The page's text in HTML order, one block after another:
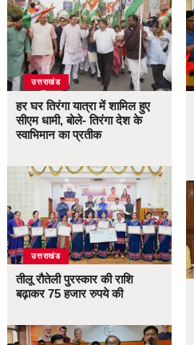
उत्तराखंड
हर घर तिरंगा यात्रा में शामिल हुए
सीएम धामी, बोले- तिरंगा देश के
स्वाभिमान का प्रतीक
उत्तराखंड
तीलू रौतेली पुरस्कार की राशि
बढ़ाकर 75 हजार रुपये की